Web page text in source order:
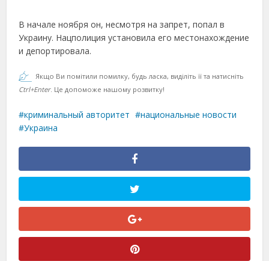
В начале ноября он, несмотря на запрет, попал в
Украину. Нацполиция установила его местонахождение
и депортировала.
Якщо Ви помітили помилку, будь ласка, виділіть її та натисніть
Ctrl+Enter. Це допоможе нашому розвитку!
криминальный авторитет
национальные новости
Украина